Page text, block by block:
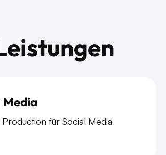
Media
für Social Media